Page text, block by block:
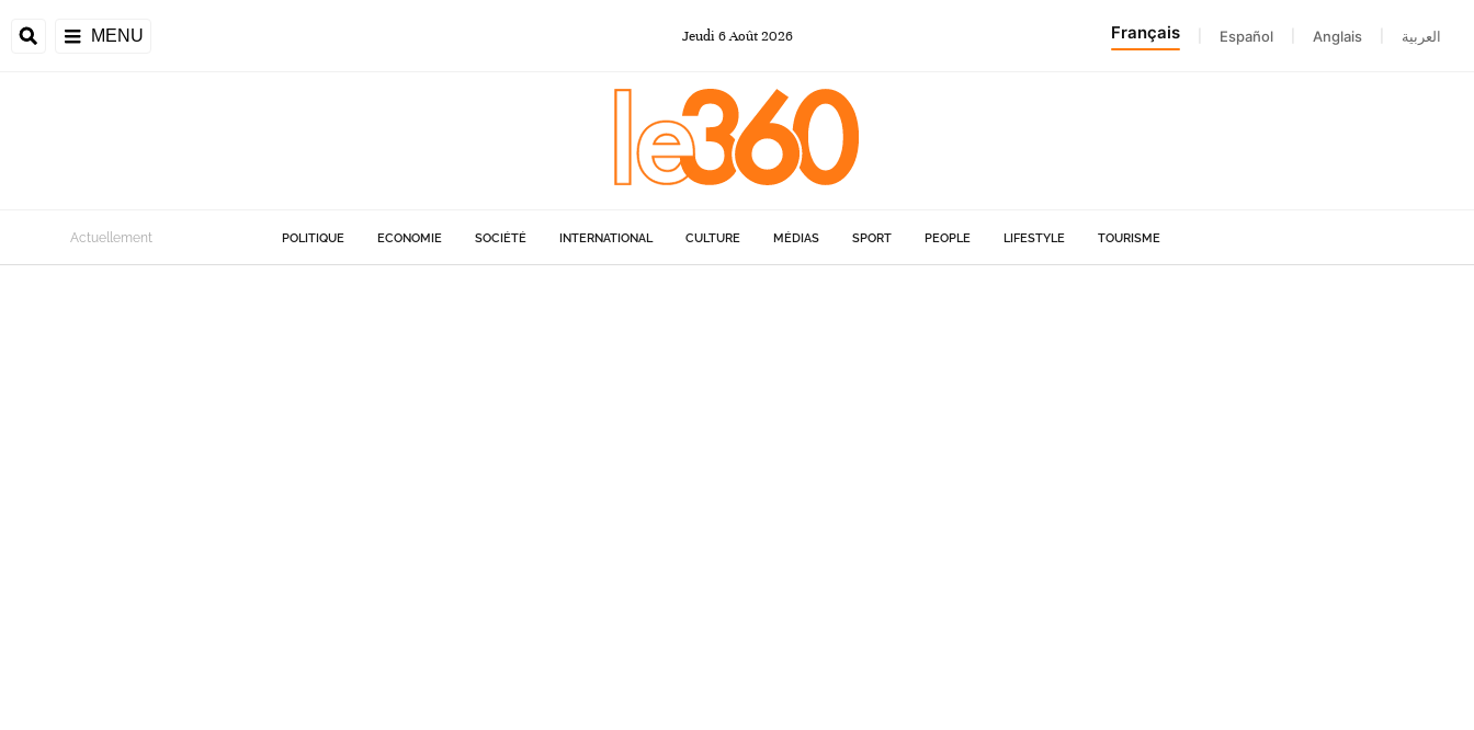
MENU Jeudi 6Août 2026 Français Español Anglais العربية
Actuellement POLITIQUE ECONOMIE SOCIÉTÉ INTERNATIONAL CULTURE MÉDIAS SPORT PEOPLE LIFESTYLE TOURISME